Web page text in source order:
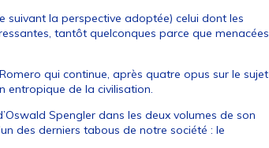
suivant la perspective adoptée) celui dont les
tantôt quelconques parce que menacées
qui continue, après quatre opus sur le sujet
entropique de la civilisation.
Spengler dans les deux volumes de son
des derniers tabous de notre société : le